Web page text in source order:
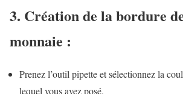
3. Création de la bordure
monnaie :
Prenez l’outil pipette et sélectionnez la
lequel vous avez posé.